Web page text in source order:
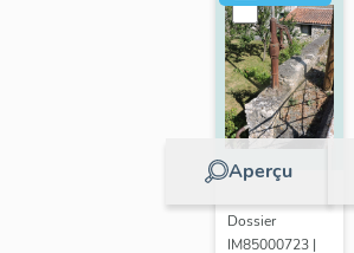
Aperçu
Dossier
IM85000723 |